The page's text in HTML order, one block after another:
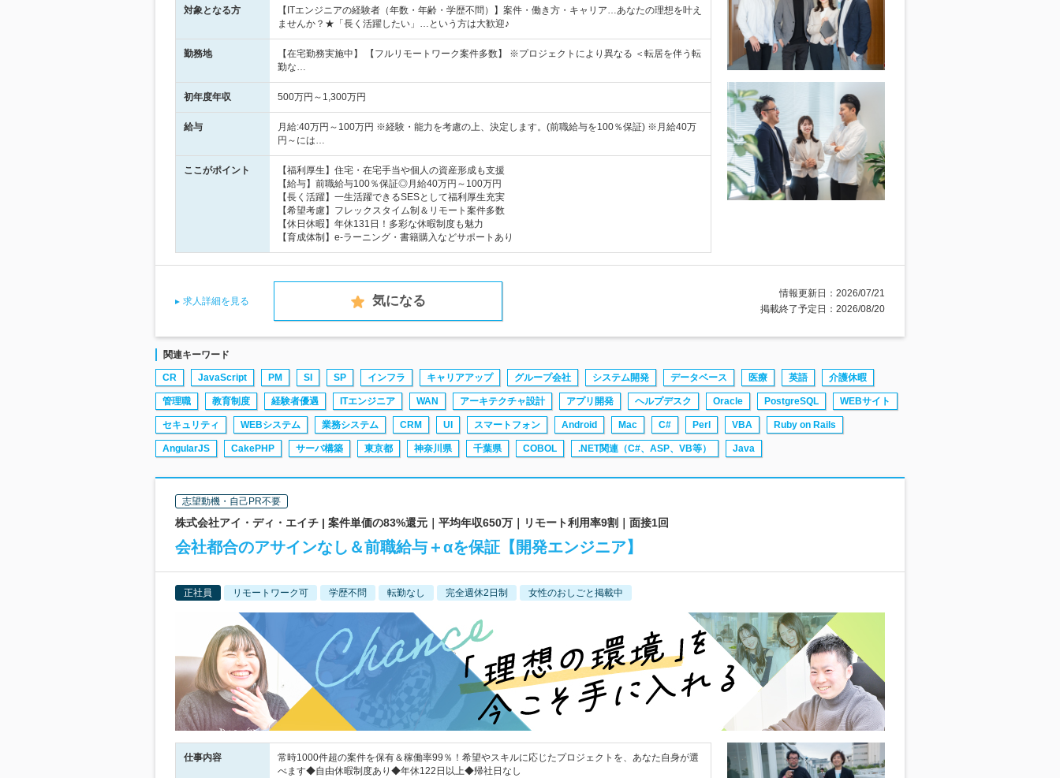
対象となる方
【ITエンジニアの経験者（年数・年齢・学歴不問）】案件・働き方・キャリア…あなたの理想を叶え
ませんか？★「長く活躍したい」…という方は大歓迎♪
勤務地
【在宅勤務実施中】 【フルリモートワーク案件多数】 ※プロジェクトにより異なる ＜転居を伴う転
勤な…
初年度年収 500万円～1,300万円
給与
月給:40万円～100万円 ※経験・能力を考慮の上、決定します。(前職給与を100％保証) ※月給40万
円～には…
ここがポイント
【福利厚生】住宅・在宅手当や個人の資産形成も支援
【給与】前職給与100％保証◎月給40万円～100万円
【長く活躍】一生活躍できるSESとして福利厚生充実
【希望考慮】フレックスタイム制＆リモート案件多数
【休日休暇】年休131日！多彩な休暇制度も魅力
【育成体制】e-ラーニング・書籍購入などサポートあり
求人詳細を見る 気になる
情報更新日：2026/07/21
掲載終了予定日：2026/08/20
関連キーワード
CR JavaScript PM SI SP インフラ キャリアアップ グループ会社 システム開発 データベース 医療 英語 介護休暇
管理職 教育制度 経験者優遇 ITエンジニア WAN アーキテクチャ設計 アプリ開発 ヘルプデスク Oracle PostgreSQL WEBサイト
セキュリティ WEBシステム 業務システム CRM UI スマートフォン Android Mac C# Perl VBA Ruby on Rails
AngularJS CakePHP サーバ構築 東京都 神奈川県 千葉県 COBOL .NET関連（C#、ASP、VB等） Java
志望動機・自己PR不要
株式会社アイ・ディ・エイチ | 案件単価の83%還元｜平均年収650万｜リモート利用率9割｜面接1回
会社都合のアサインなし＆前職給与＋αを保証【開発エンジニア】
正社員 リモートワーク可 学歴不問 転勤なし 完全週休2日制 女性のおしごと掲載中
仕事内容
常時1000件超の案件を保有＆稼働率99％！希望やスキルに応じたプロジェクトを、あなた自身が選
べます◆自由休暇制度あり◆年休122日以上◆帰社日なし